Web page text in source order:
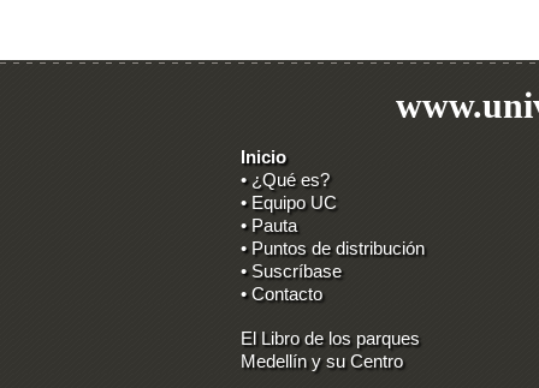
Inicio
• ¿Qué es?
• Equipo UC
• Pauta
• Puntos de distribución
• Suscríbase
• Contacto
El Libro de los parques
Medellín y su Centro